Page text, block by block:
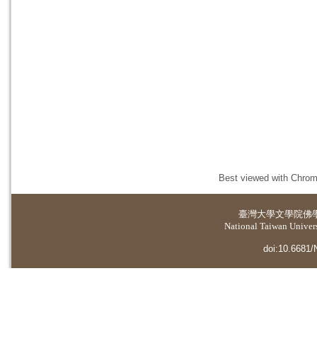
Best viewed with
臺灣大學文學院佛
National Taiwan
doi:10.6681/